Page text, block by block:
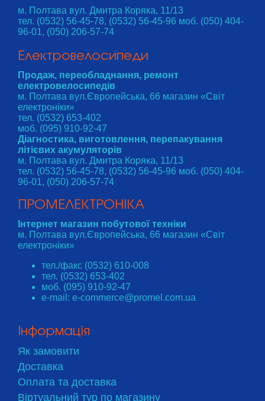
Інформація
Як замовити
Доставка
Оплата та доставка
Віртуальний тур по магазину
м. Полтава вул. Дмитра Коряка, 11/13
тел. (0532) 56-45-78, (0532) 56-45-96 моб. (050) 404-
96-01, (050) 206-57-74
Електровелосипеди
Продаж, переобладнання, ремонт
електровелосипедів
м. Полтава вул.Європейська, 66 магазин «Світ
електроніки»
тел. (0532) 653-402
моб. (095) 910-92-47
Діагностика, виготовлення, перепакування
літієвих акумуляторів
м. Полтава вул. Дмитра Коряка, 11/13
тел. (0532) 56-45-78, (0532) 56-45-96 моб. (050) 404-
96-01, (050) 206-57-74
ПРОМЕЛЕКТРОНІКА
Інтернет магазин побутової техніки
м. Полтава вул.Європейська, 66 магазин «Світ
електроніки»
тел./факс (0532) 610-008
тел. (0532) 653-402
моб. (095) 910-92-47
e-mail: e-commerce@promel.com.ua